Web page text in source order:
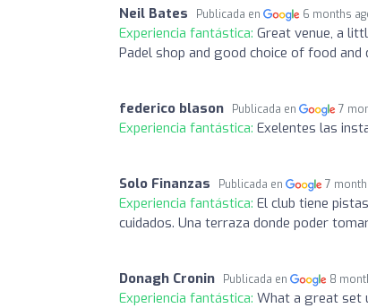
Neil Bates Publicada en 6 months
Experiencia fantástica: Great venue, a
Padel shop and good choice of food and
federico blason Publicada en 7
Experiencia fantástica: Exelentes las
Solo Finanzas Publicada en 7
Experiencia fantástica: El club tiene
cuidados. Una terraza donde poder
Donagh Cronin Publicada en 8
Experiencia fantástica: What a great set